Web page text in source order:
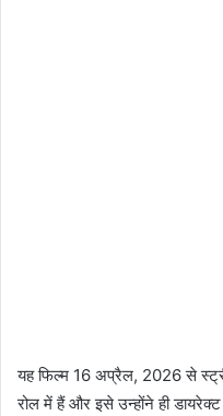
यह फिल्म 16 अप्रैल, 2026 से
रोल में हैं और इसे उन्होंने ही डायरेक्ट